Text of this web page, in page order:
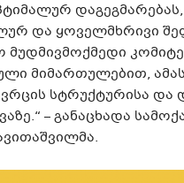
და ყოველმხრივი
მიმართულებით,
სტრუქტურისა და
– განაცხადა